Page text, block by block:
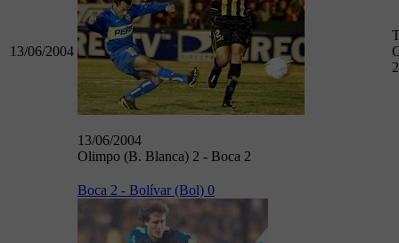
13/06/2004
13/06/2004
Olimpo (B. Blanca) 2 - Boca 2
Boca 2 - Bolívar (Bol) 0